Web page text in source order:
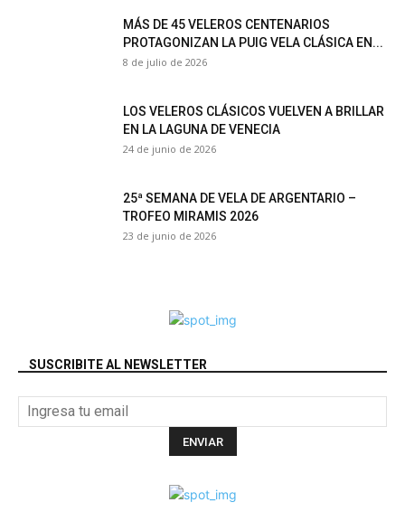
MÁS DE 45 VELEROS CENTENARIOS
PROTAGONIZAN LA PUIG VELA CLÁSICA EN...
8 de julio de 2026
LOS VELEROS CLÁSICOS VUELVEN A BRILLAR
EN LA LAGUNA DE VENECIA
24 de junio de 2026
25ª SEMANA DE VELA DE ARGENTARIO –
TROFEO MIRAMIS 2026
23 de junio de 2026
SUSCRIBITE AL NEWSLETTER